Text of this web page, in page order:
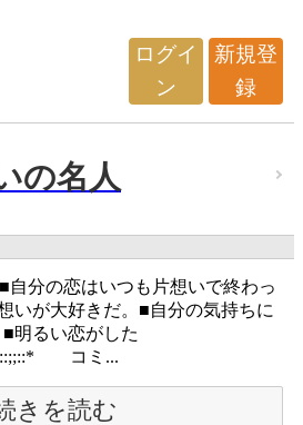
ログイ
ン
新規登
録
の名人
自分の恋はいつも片想いで終わっ
いが大好きだ。■自分の気持ちに
明るい恋がした
コミ...
きを読む